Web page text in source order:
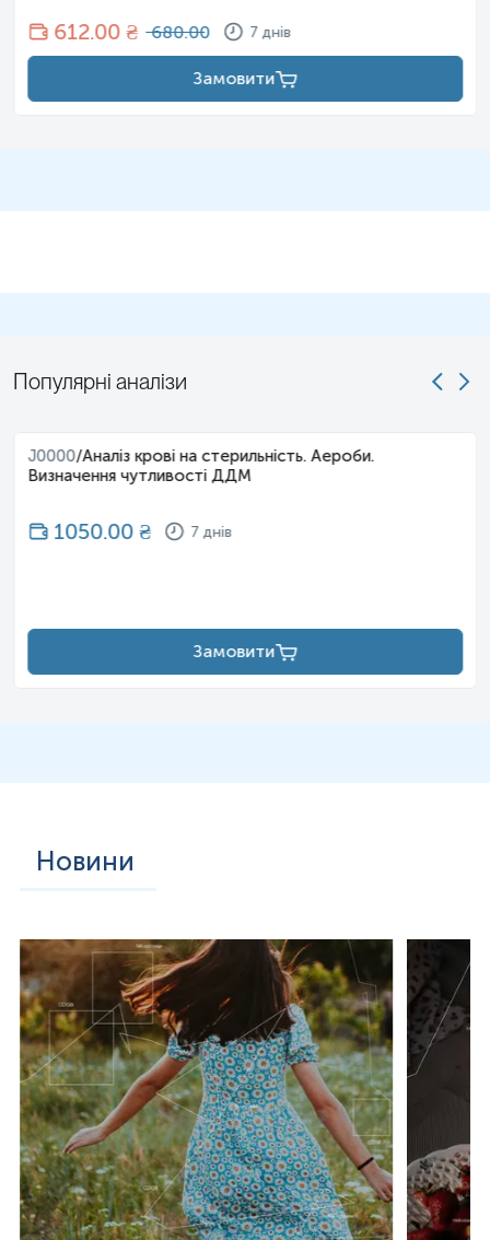
дослідження зазначена за один зразок матеріалу.
612.00 ₴ 680.00 7 днів
Замовити
Популярні аналізи
J0000/Аналіз крові на стерильність. Аероби.
Визначення чутливості ДДМ
1050.00₴ 7 днів
Замовити
Новини